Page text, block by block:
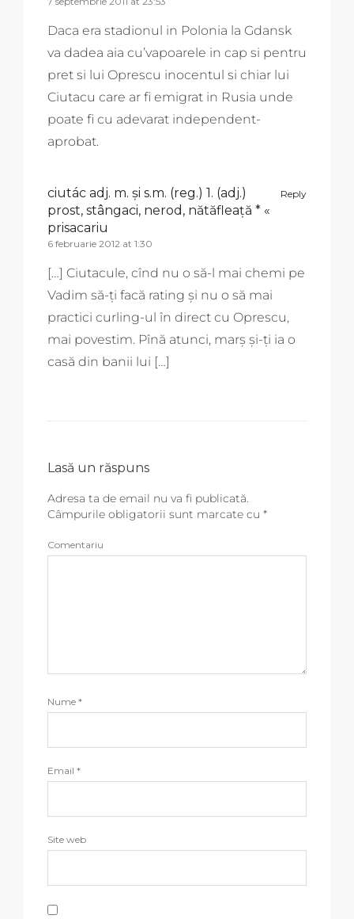
Daca era stadionul in Polonia la Gdansk
va dadea aia cu’vapoarele in cap si pentru
pret si lui Oprescu inocentul si chiar lui
Ciutacu care ar fi emigrat in Rusia unde
poate fi cu adevarat independent-
aprobat.
Reply
ciutác adj. m. și s.m. (reg.) 1. (adj.)
prost, stângaci, nerod, nătăfleață * «
prisacariu
6 februarie 2012 at 1:30
[…] Ciutacule, cînd nu o să-l mai chemi pe
Vadim să-ți facă rating și nu o să mai
practici curling-ul în direct cu Oprescu,
mai povestim. Pînă atunci, marș și-ți ia o
casă din banii lui […]
Lasă un răspuns
Adresa ta de email nu va fi publicată.
Câmpurile obligatorii sunt marcate cu *
Comentariu
Nume *
Email *
Site web